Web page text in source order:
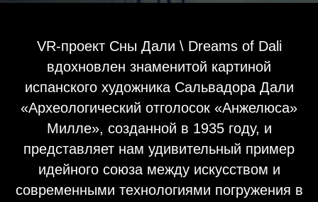
VR-проект Сны Дали \ Dreams of Dali
вдохновлен знаменитой картиной
испанского художника Сальвадора Дали
«Археологический отголосок «Анжелюса»
Милле», созданной в 1935 году, и
представляет нам удивительный пример
идейного союза между искусством и
современными технологиями погружения в